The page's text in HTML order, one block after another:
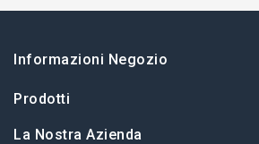
Informazioni Negozio
Prodotti
La Nostra Azienda